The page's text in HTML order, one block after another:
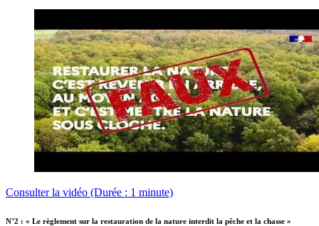
Consulter la vidéo (Durée : 1 minute)
N°2 : « Le règlement sur la restauration de la nature interdit la pêche et la chasse »